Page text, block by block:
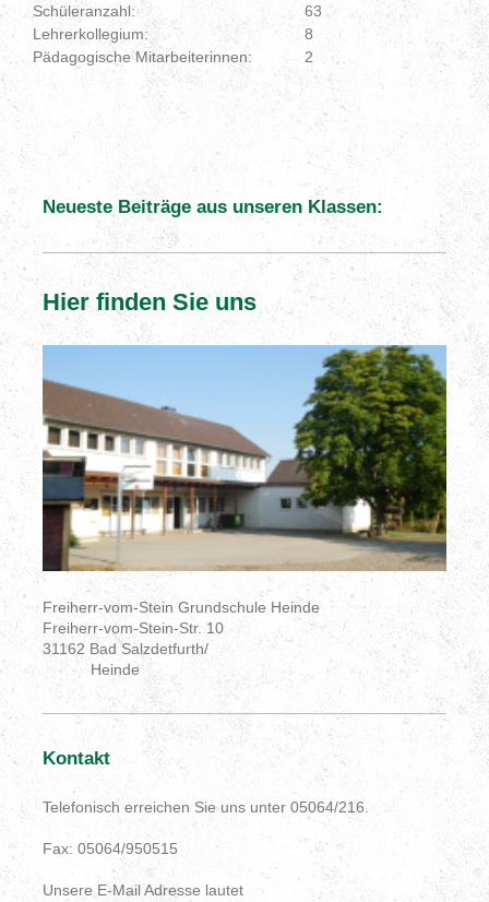
Schüleranzahl:
63
Lehrerkollegium:
8
Pädagogische Mitarbeiterinnen:
2
Neueste Beiträge aus unseren Klassen:
Hier finden Sie uns
Freiherr-vom-Stein Grundschule Heinde
Freiherr-vom-Stein-Str. 10
31162 Bad Salzdetfurth/
Heinde
Kontakt
Telefonisch erreichen Sie uns unter 05064/216.
Fax: 05064/950515
Unsere E-Mail Adresse lautet